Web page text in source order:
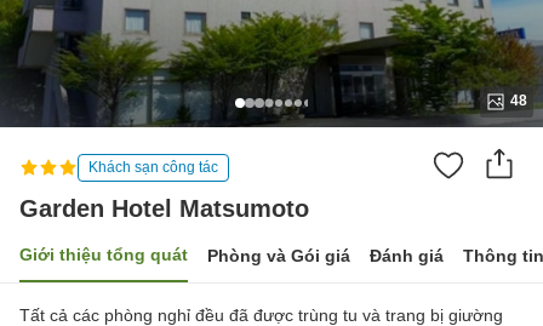
48
Khách sạn công tác
Garden Hotel Matsumoto
Giới thiệu tổng quát Phòng và Gói giá Đánh giá Thông
Tất cả các phòng nghỉ đều đã được trùng tu và trang bị giường